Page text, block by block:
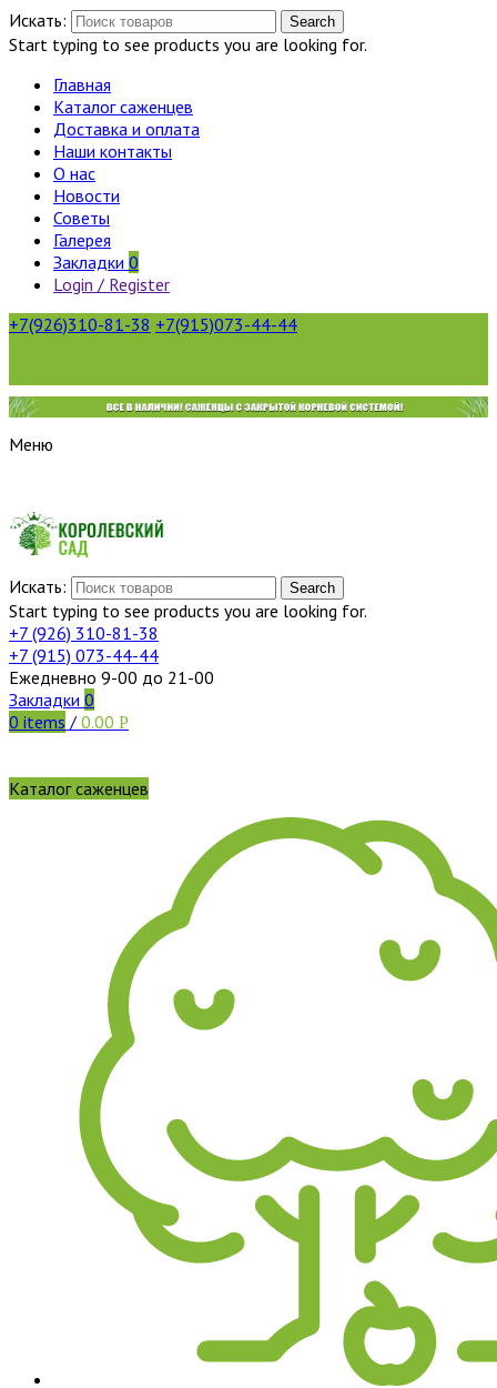
Искать: Search
Start typing to see products you are looking for.
Главная
Каталог саженцев
Доставка и оплата
Наши контакты
О нас
Новости
Советы
Галерея
Закладки 0
Login / Register
+7(926)310-81-38 +7(915)073-44-44
Меню
Искать: Search
Start typing to see products you are looking for.
+7 (926) 310-81-38
+7 (915) 073-44-44
Ежедневно 9-00 до 21-00
Закладки 0
0 items / 0.00 Р
Каталог саженцев